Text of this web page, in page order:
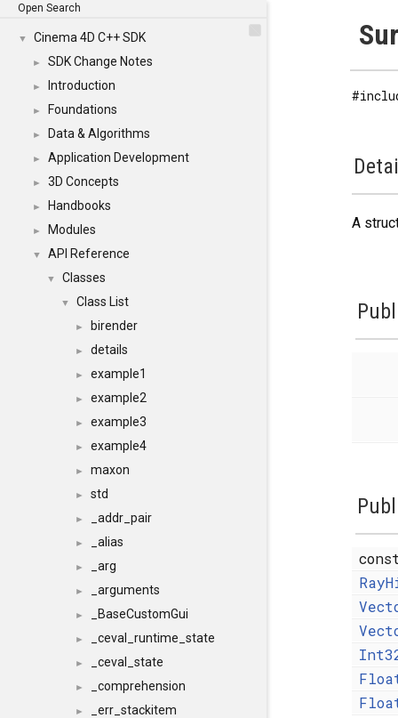
Open Search
▼ Cinema 4D C++ SDK
► SDK Change Notes
► Introduction
► Foundations
► Data & Algorithms
► Application Development
► 3D Concepts
► Handbooks
► Modules
▼ API Reference
▼ Classes
▼ Class List
► birender
► details
► example1
► example2
► example3
► example4
► maxon
► std
► _addr_pair
► _alias
► _arg
► _arguments
► _BaseCustomGui
► _ceval_runtime_state
► _ceval_state
► _comprehension
► _err_stackitem
A